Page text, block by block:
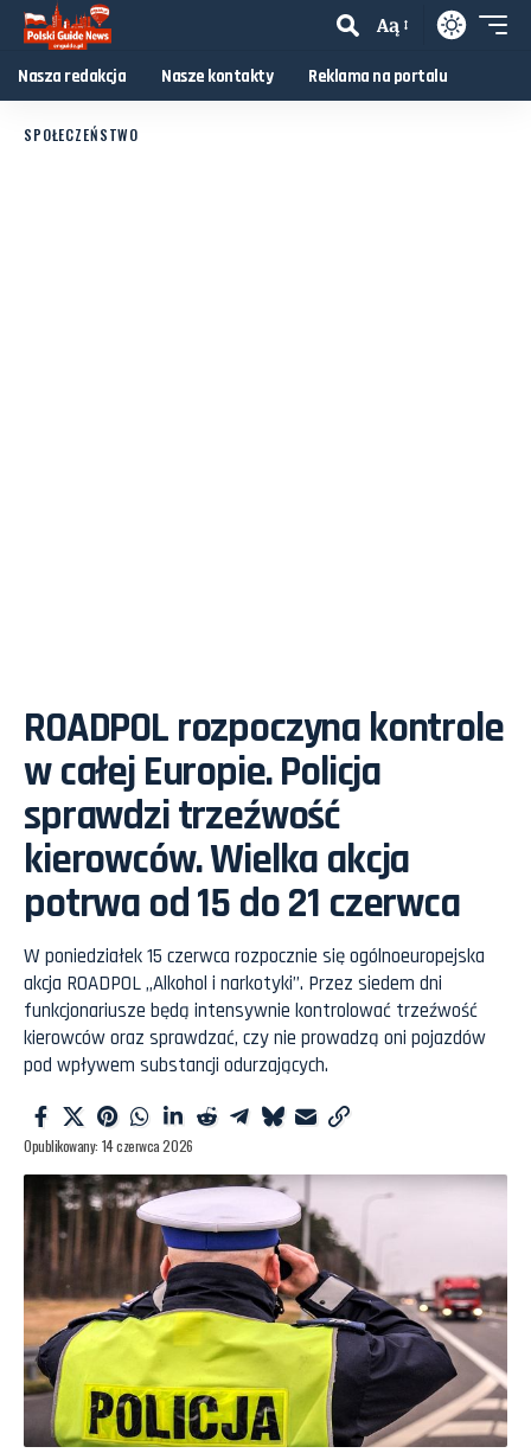
Aą
Nasza redakcja Nasze kontakty Reklama na portalu
SPOŁECZEŃSTWO
ROADPOL rozpoczyna kontrole
w całej Europie. Policja
sprawdzi trzeźwość
kierowców. Wielka akcja
potrwa od 15 do 21 czerwca
W poniedziałek 15 czerwca rozpocznie się ogólnoeuropejska
akcja ROADPOL „Alkohol i narkotyki”. Przez siedem dni
funkcjonariusze będą intensywnie kontrolować trzeźwość
kierowców oraz sprawdzać, czy nie prowadzą oni pojazdów
pod wpływem substancji odurzających.
Opublikowany: 14 czerwca 2026